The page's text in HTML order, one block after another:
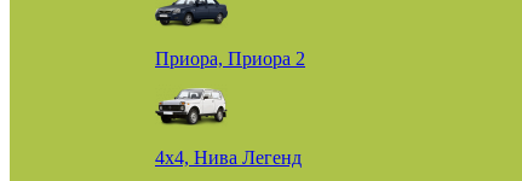
Приора, Приора 2
4х4, Нива Легенд